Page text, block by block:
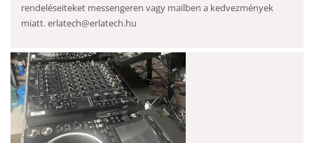
rendeléseiteket messengeren vagy mailben a kedvezmények
miatt. erlatech@erlatech.hu